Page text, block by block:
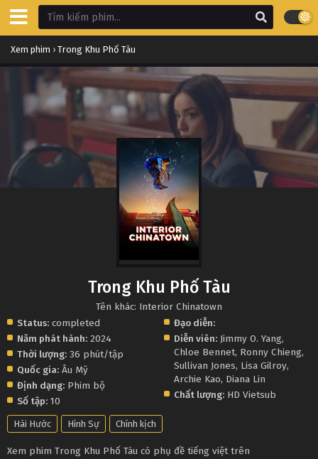
Xem phim › Trong Khu Phố Tàu
Trong Khu Phố Tàu
Tên khác: Interior Chinatown
Status: completed
Năm phát hành: 2024
Thời lượng: 36 phút/tập
Quốc gia: Âu Mỹ
Định dạng: Phim bộ
Số tập: 10
Đạo diễn:
Diễn viên: Jimmy O. Yang,
Chloe Bennet, Ronny Chieng,
Sullivan Jones, Lisa Gilroy,
Archie Kao, Diana Lin
Chất lượng: HD Vietsub
Hài Hước Hình Sự Chính kịch
Xem phim Trong Khu Phố Tàu có phụ đề tiếng việt trên